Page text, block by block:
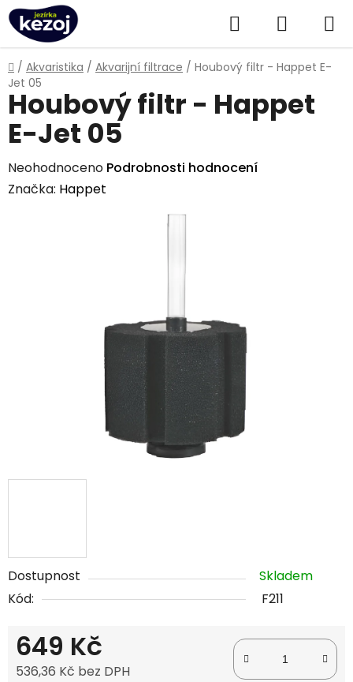
Přejít
na
obsah
Hledat
KOŠÍK
Domů
/ Akvaristika / Akvarijní filtrace / Houbový filtr - Happet E-
Jet 05
Dostupnost
Skladem
Kód:
F211
649 Kč
536,36 Kč bez DPH
Houbový filtr - Happet
E-Jet 05
Průměrné
hodnocení
Neohodnoceno Podrobnosti hodnocení
Značka: Happet